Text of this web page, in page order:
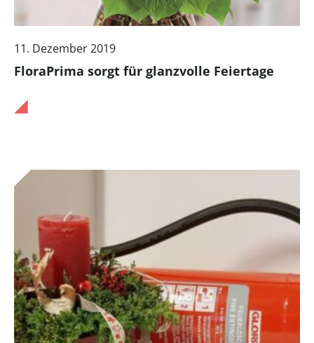
11. Dezember 2019
FloraPrima sorgt für glanzvolle Feiertage